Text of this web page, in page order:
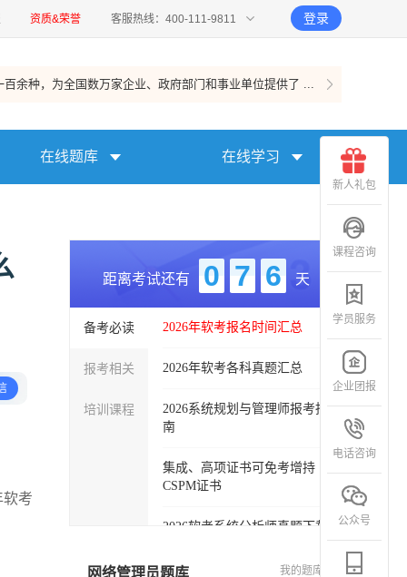
资质&荣誉 客服热线：400-111-9811 登录
百余种，为全国数万家企业、政府部门和事业单位提供了 ...
在线题库 在线学习
考
距离考试还有 0 7 6 天
备考必读
报考相关
培训课程
2026年软考报名时间汇总
2026年软考各科真题汇总
2026系统规划与管理师报考指
南
集成、高项证书可免考增持
CSPM证书
2026软考系统分析师真题下载
软考各科目自学必备学习包
网络管理员题库 我的题库
新人礼包
课程咨询
学员服务
企业团报
电话咨询
公众号